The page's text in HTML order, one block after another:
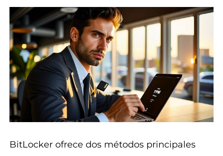
BitLocker ofrece dos métodos principales